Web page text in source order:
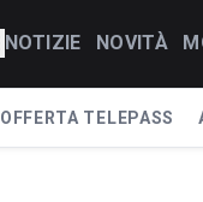
NOTIZIE NOVITÀ
OFFERTA TELEPASS